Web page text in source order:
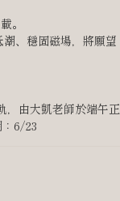
。
，由大凱老師於端午正
6/23